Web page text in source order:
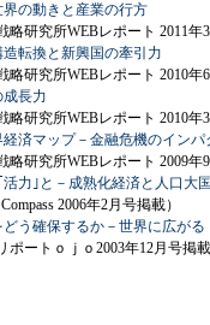
界の動きと産業の行方
研究所WEBレポート 2011年
転換と新興国の牽引力
研究所WEBレポート 2010年
長力
研究所WEBレポート 2010年
経済マップ－金融危機のインパ
研究所WEBレポート 2009年
力｣と－成熟化経済と人口大
2006年2月号掲載）
う確保するか－世界に広が
ートｏｊｏ2003年12月号掲